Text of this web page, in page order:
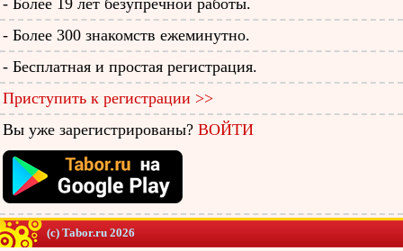
- Более 19 лет безупречной работы.
- Более 300 знакомств ежеминутно.
- Бесплатная и простая регистрация.
Приступить к регистрации >>
Вы уже зарегистрированы? ВОЙТИ
(c) Tabor.ru 2026